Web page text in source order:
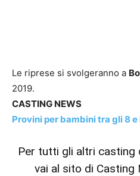
Le riprese si svolgeranno a
2019.
CASTING NEWS
Provini per bambini tra gli 8 e
Per tutti gli altri casting
vai al sito di Casting